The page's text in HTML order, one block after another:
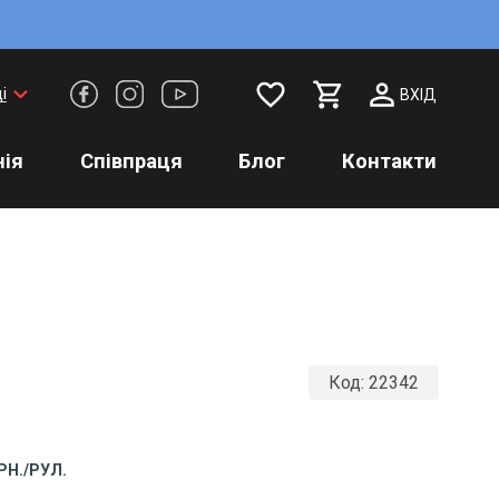
keyboard_arrow_down favorite_border ВХІД
Співпраця Блог Контакти
Код: 22342
РУЛ.